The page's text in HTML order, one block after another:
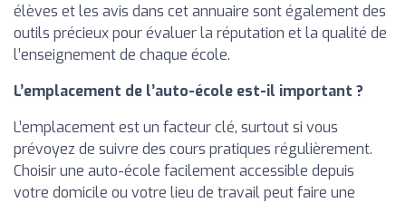
élèves et les avis dans cet annuaire sont également des
outils précieux pour évaluer la réputation et la qualité de
l’enseignement de chaque école.
L’emplacement de l’auto-école est-il important ?
L’emplacement est un facteur clé, surtout si vous
prévoyez de suivre des cours pratiques régulièrement.
Choisir une auto-école facilement accessible depuis
votre domicile ou votre lieu de travail peut faire une